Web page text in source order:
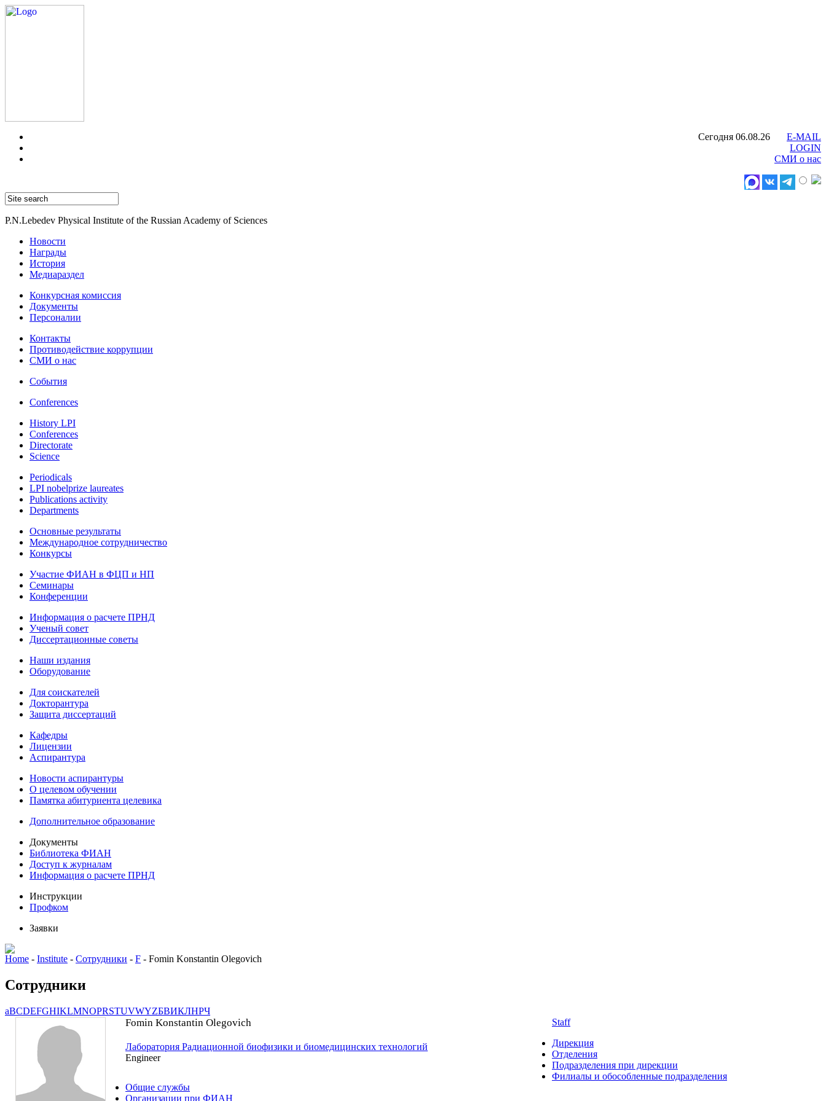
Сегодня 06.08.26
E-MAIL
LOGIN
СМИ о нас
P.N.Lebedev Physical Institute of the Russian Academy of Sciences
Новости
Награды
История
Медиараздел
Конкурсная комиссия
Документы
Персоналии
Контакты
Противодействие коррупции
СМИ о нас
События
Conferences
History LPI
Conferences
Directorate
Science
Periodicals
LPI nobelprize laureates
Publications activity
Departments
Основные результаты
Международное сотрудничество
Конкурсы
Участие ФИАН в ФЦП и НП
Семинары
Конференции
Информация о расчете ПРНД
Ученый совет
Диссертационные советы
Наши издания
Оборудование
Для соискателей
Докторантура
Защита диссертаций
Кафедры
Лицензии
Аспирантура
Новости аспирантуры
О целевом обучении
Памятка абитуриента целевика
Дополнительное образование
Документы
Библиотека ФИАН
Доступ к журналам
Информация о расчете ПРНД
Инструкции
Профком
Заявки
Home - Institute - Сотрудники - F - Fomin Konstantin Olegovich
Сотрудники
aBCDEFGHIKLMNOPRSTUVWYZБВИКЛНРЧ
Fomin Konstantin Olegovich
Лаборатория Радиационной биофизики и биомедицинских технологий
Engineer
Staff
Дирекция
Отделения
Подразделения при дирекции
Филиалы и обособленные подразделения
Общие службы
Организации при ФИАН